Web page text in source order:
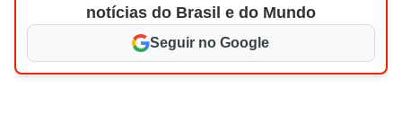
notícias do Brasil e do Mundo
Seguir no Google